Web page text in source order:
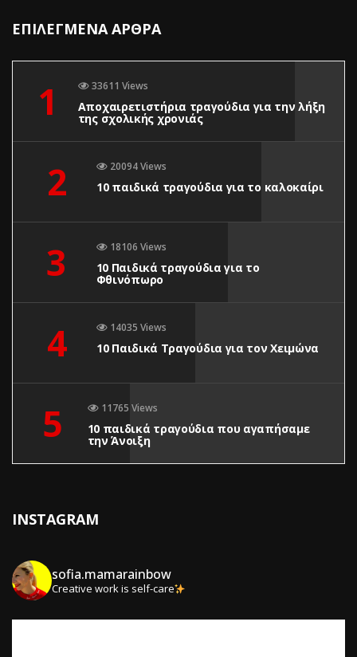
ΕΠΙΛΕΓΜΕΝΑ ΑΡΘΡΑ
1 33611 Views
Αποχαιρετιστήρια τραγούδια για την λήξη
της σχολικής χρονιάς
2 20094 Views
10 παιδικά τραγούδια για το καλοκαίρι
3 18106 Views
10 Παιδικά τραγούδια για το
Φθινόπωρο
4 14035 Views
10 Παιδικά Τραγούδια για τον Χειμώνα
5 11765 Views
10 παιδικά τραγούδια που αγαπήσαμε
την Άνοιξη
INSTAGRAM
sofia.mamarainbow
Creative work is self-care